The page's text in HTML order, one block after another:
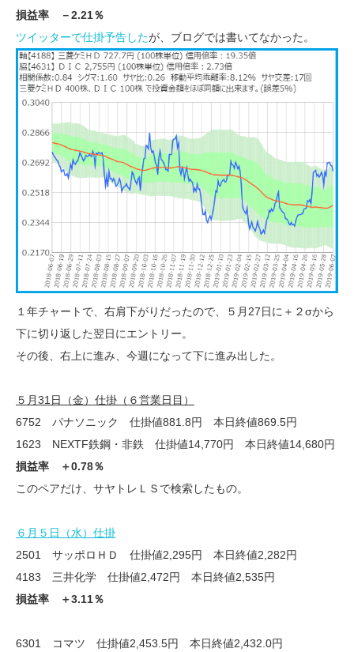
損益率 －2.21％
ツイッターで仕掛予告したが、ブログでは書いてなかった。
１年チャートで、右肩下がりだったので、５月27日に＋２σから
下に切り返した翌日にエントリー。
その後、右上に進み、今週になって下に進み出した。
５月31日（金）仕掛（６営業日目）
6752 パナソニック 仕掛値881.8円 本日終値869.5円
1623 NEXTF鉄鋼・非鉄 仕掛値14,770円 本日終値14,680円
損益率 ＋0.78％
このペアだけ、サヤトレＬＳで検索したもの。
６月５日（水）仕掛
2501 サッポロＨＤ 仕掛値2,295円 本日終値2,282円
4183 三井化学 仕掛値2,472円 本日終値2,535円
損益率 ＋3.11％
6301 コマツ 仕掛値2,453.5円 本日終値2,432.0円